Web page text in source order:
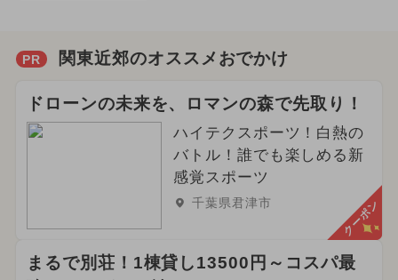
PR 関東近郊のオススメおでかけ
ドローンの未来を、ロマンの森で先取り！
ハイテクスポーツ！白熱の
バトル！誰でも楽しめる新
感覚スポーツ
千葉県君津市 クーポン
まるで別荘！1棟貸し13500円～コスパ最